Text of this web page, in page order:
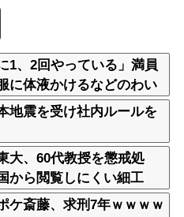
1、2回やっている」満員
に体液かけるなどのわい
塾経営の60歳男を逮捕
地震を受け社内ルールを
大、60代教授を懲戒処
ら閲覧しにくい細工
ケ斎藤、求刑7年ｗｗｗｗ